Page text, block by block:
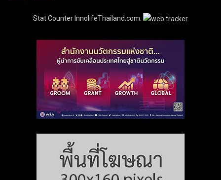
Stat Counter InnolifeThailand.com: